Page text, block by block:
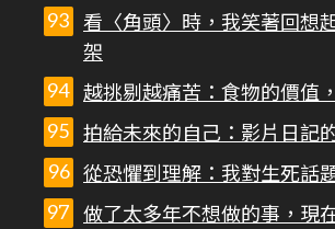
看〈角頭〉時，我笑著回想
架
越挑剔越痛苦：食物的價值
拍給未來的自己：影片日記
從恐懼到理解：我對生死話
做了太多年不想做的事，現